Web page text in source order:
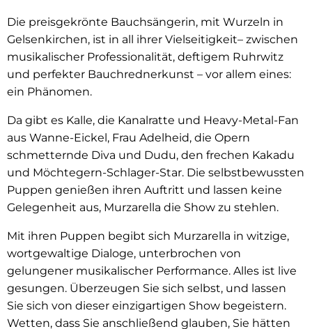
Die preisgekrönte Bauchsängerin, mit Wurzeln in
Gelsenkirchen, ist in all ihrer Vielseitigkeit– zwischen
musikalischer Professionalität, deftigem Ruhrwitz
und perfekter Bauchrednerkunst – vor allem eines:
ein Phänomen.
Da gibt es Kalle, die Kanalratte und Heavy-Metal-Fan
aus Wanne-Eickel, Frau Adelheid, die Opern
schmetternde Diva und Dudu, den frechen Kakadu
und Möchtegern-Schlager-Star. Die selbstbewussten
Puppen genießen ihren Auftritt und lassen keine
Gelegenheit aus, Murzarella die Show zu stehlen.
Mit ihren Puppen begibt sich Murzarella in witzige,
wortgewaltige Dialoge, unterbrochen von
gelungener musikalischer Performance. Alles ist live
gesungen. Überzeugen Sie sich selbst, und lassen
Sie sich von dieser einzigartigen Show begeistern.
Wetten, dass Sie anschließend glauben, Sie hätten